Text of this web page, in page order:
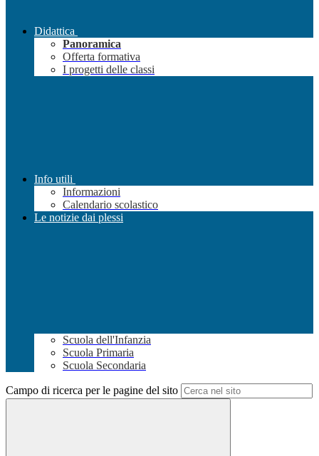
Didattica
Panoramica
Offerta formativa
I progetti delle classi
Info utili
Informazioni
Calendario scolastico
Le notizie dai plessi
Scuola dell'Infanzia
Scuola Primaria
Scuola Secondaria
Campo di ricerca per le pagine del sito